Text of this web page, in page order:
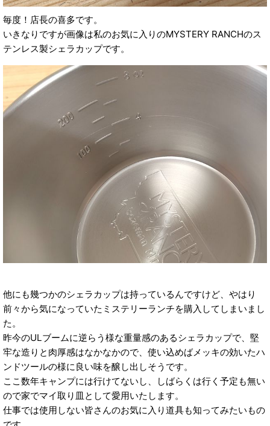
毎度！店長の喜多です。
いきなりですが画像は私のお気に入りのMYSTERY RANCHのス
テンレス製シェラカップです。
他にも幾つかのシェラカップは持っているんですけど、やはり
前々から気になっていたミステリーランチを購入してしまいまし
た。
昨今のULブームに逆らう様な重量感のあるシェラカップで、堅
牢な造りと肉厚感はなかなかので、使い込めばメッキの効いたハ
ンドツールの様に良い味を醸し出しそうです。
ここ数年キャンプには行けてないし、しばらくは行く予定も無い
ので家でマイ取り皿として愛用いたします。
仕事では使用しない皆さんのお気に入り道具も知ってみたいもの